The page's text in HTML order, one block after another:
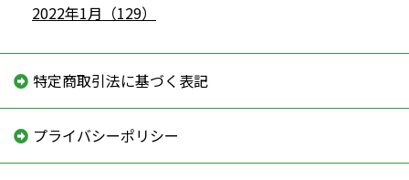
2022年1月（129）
特定商取引法に基づく表記
プライバシーポリシー